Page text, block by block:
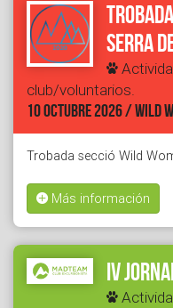
Serra
club/voluntarios.
10 OCTUBRE 2026 / WILD
Trobada secció Wild
Más información
IV